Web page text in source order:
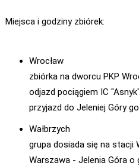
Miejsca i godziny zbiórek:
Wrocław
zbiórka na dworcu PKP
odjazd pociągiem IC
przyjazd do Jeleniej Góry
Wałbrzych
grupa dosiada się na stacji
Warszawa - Jelenia Góra o